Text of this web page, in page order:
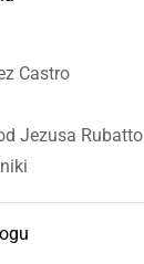
Castro
Jezusa Rubatto